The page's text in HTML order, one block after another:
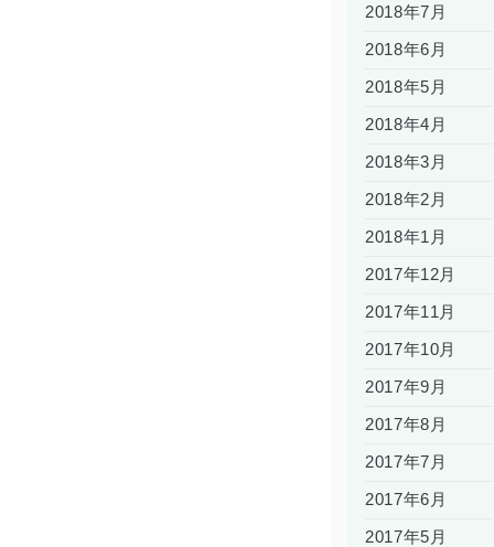
2018年7月
2018年6月
2018年5月
2018年4月
2018年3月
2018年2月
2018年1月
2017年12月
2017年11月
2017年10月
2017年9月
2017年8月
2017年7月
2017年6月
2017年5月